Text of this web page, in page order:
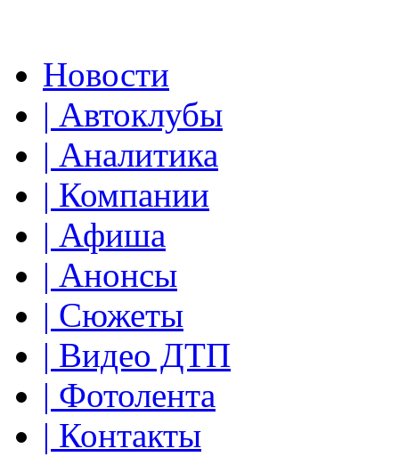
Новости
| Автоклубы
| Аналитика
| Компании
| Афиша
| Анонсы
| Сюжеты
| Видео ДТП
| Фотолента
| Контакты